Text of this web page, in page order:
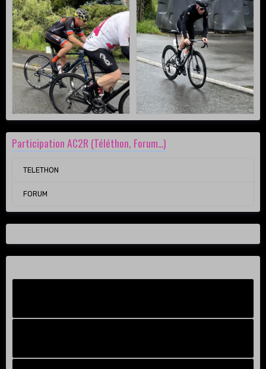
Participation AC2R (Téléthon, Forum...)
TELETHON
FORUM